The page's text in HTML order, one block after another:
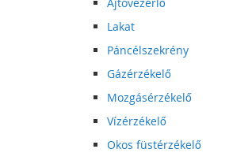
Lakat
Páncélszekrény
Gázérzékelő
Mozgásérzékelő
Vízérzékelő
Okos füstérzékelő